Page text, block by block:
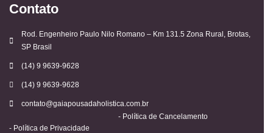
Contato
Rod. Engenheiro Paulo Nilo Romano – Km 131.5 Zona Rural, Brotas,
SP Brasil
(14) 9 9639-9628
(14) 9 9639-9628
contato@gaiapousadaholistica.com.br
- Política de Privacidade
- Política de Cancelamento